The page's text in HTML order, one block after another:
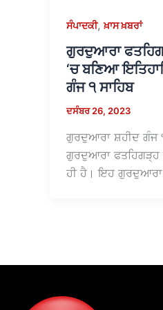
ਸੰਪਾਦਕੀ,ਖ਼ਾਸ ਖ਼ਬਰਾਂ
ਗੁਰਦੁਆਰਾ
‘ਚ ਬਣਿਆ
ਗੰਜ ੧ ਸਾਹਿਬ
ਦਸੰਬਰ 26, 2023
ਗੁਰਦੁਆਰਾ ਸ਼ਹੀਦ ਗੰਜ
ਗੁਰਦੁਆਰਾ ਫਤਹਿਗੜ੍ਹ
ਹੀ ਹੈ। ਇਹ ਗੁਰਦੁਆਰਾ